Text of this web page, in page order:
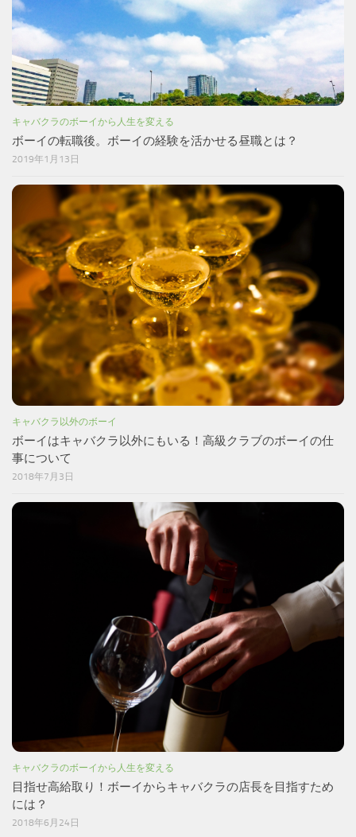
キャバクラのボーイから人生を変える
ボーイの転職後。ボーイの経験を活かせる昼職とは？
2019年1月13日
キャバクラ以外のボーイ
ボーイはキャバクラ以外にもいる！高級クラブのボーイの仕
事について
2018年7月3日
キャバクラのボーイから人生を変える
目指せ高給取り！ボーイからキャバクラの店長を目指すため
には？
2018年6月24日